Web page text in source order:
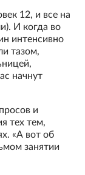
12, и все на
И когда во
интенсивно
тазом,
начнут
и
тех тем,
«А вот об
занятии